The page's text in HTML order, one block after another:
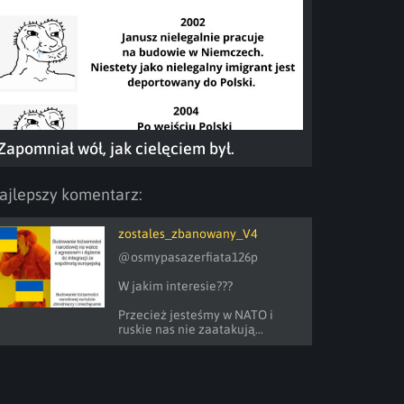
wół, jak cielęciem był.
komentarz:
zostales_zbanowany_V4
@osmypasazerfiata126p
W jakim interesie???
Przecież jesteśmy w NATO i
ruskie nas nie zaatakują...